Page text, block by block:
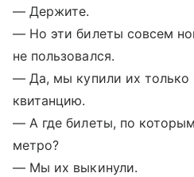
— Держите.
— Но эти билеты совсем
не пользовался.
— Да, мы купили их только
квитанцию.
— А где билеты, по
метро?
— Мы их выкинули.